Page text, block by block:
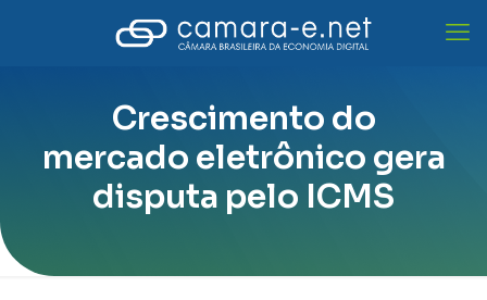
Crescimento do
mercado eletrônico gera
disputa pelo ICMS